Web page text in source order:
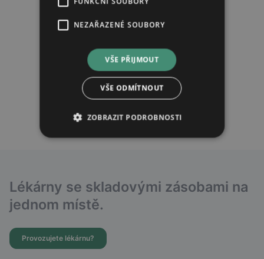
Chci dostávat slevové nabídky a novinky
zpracování osobních údajů.
Seznámil/a jsem se sezásadami zpracování osobních údajů
Lékárny se skladovými zásobami na
jednom místě.
Provozujete lékárnu?
NEZAŘAZENÉ SOUBORY
VŠE PŘIJMOUT
VŠE ODMÍTNOUT
ZOBRAZIT PODROBNOSTI